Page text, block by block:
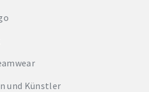
und Künstler